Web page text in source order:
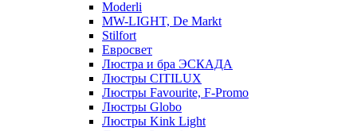
Moderli
MW-LIGHT, De Markt
Stilfort
Евросвет
Люстра и бра ЭСКАДА
Люстры CITILUX
Люстры Favourite, F-Promo
Люстры Globo
Люстры Kink Light